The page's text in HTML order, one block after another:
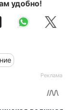
удобно!